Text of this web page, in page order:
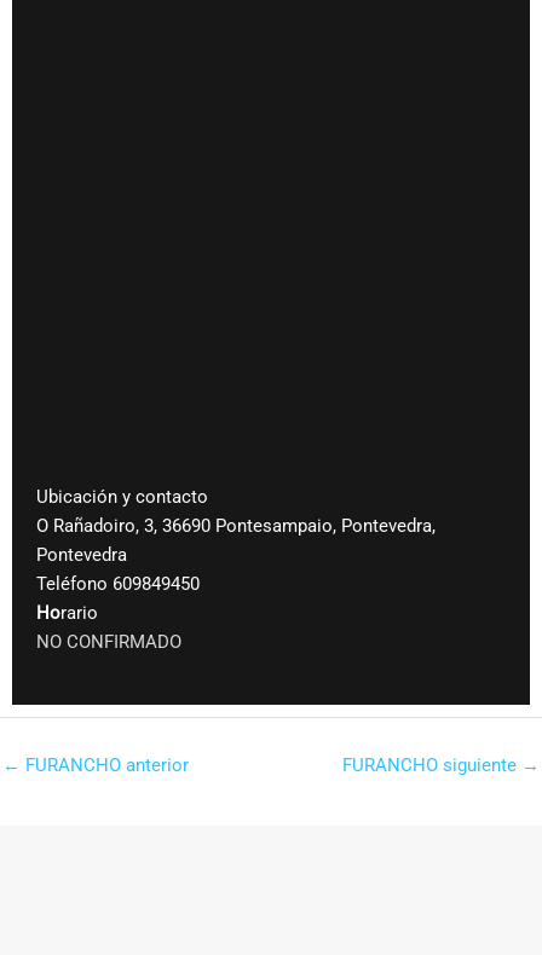
Ubicación y contacto
O Rañadoiro, 3, 36690 Pontesampaio, Pontevedra,
Pontevedra
Teléfono 609849450
Horario
NO CONFIRMADO
← FURANCHO anterior FURANCHO siguiente →